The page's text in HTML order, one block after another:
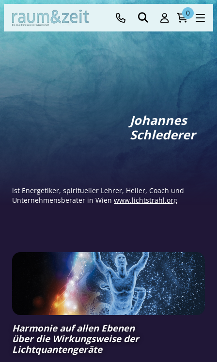
0
Johannes
Schlederer
ist Energetiker, spiritueller Lehrer, Heiler, Coach und
Unternehmensberater in Wien www.lichtstrahl.org
Harmonie auf allen Ebenen
über die Wirkungsweise der
Lichtquantengeräte